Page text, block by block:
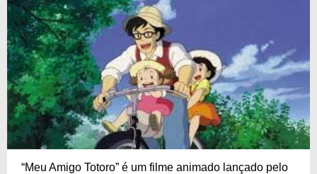
“Meu Amigo Totoro” é um filme animado lançado pelo